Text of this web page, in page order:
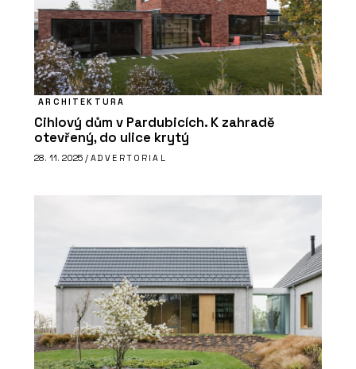
ARCHITEKTURA
Cihlový dům v Pardubicích. K zahradě
otevřený, do ulice krytý
28. 11. 2025 / ADVERTORIAL